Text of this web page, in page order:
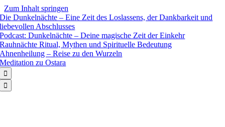
Zum Inhalt springen
Die Dunkelnächte – Eine Zeit des Loslassens, der Dankbarkeit und
liebevollen Abschlusses
Podcast: Dunkelnächte – Deine magische Zeit der Einkehr
Rauhnächte Ritual, Mythen und Spirituelle Bedeutung
Ahnenheilung – Reise zu den Wurzeln
Meditation zu Ostara

